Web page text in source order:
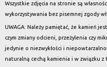
Wszystkie zdjęcia na stronie są
wykorzystywania bez pisemnej zgody
UWAGA: Należy pamiętać, że kamień
czym zmiany odcieni, przeżylenia czy
jedynie o niezwykłości i
naturalną cechą kamienia i w związku z